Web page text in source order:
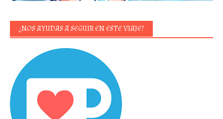
¿NOS AYUDAS A SEGUIR EN ESTE VIAJE?